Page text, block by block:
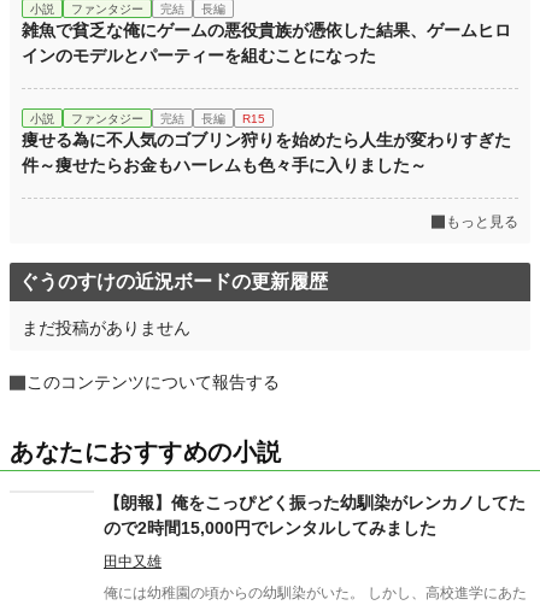
小説 ファンタジー 完結 長編
雑魚で貧乏な俺にゲームの悪役貴族が憑依した結果、ゲームヒロ
インのモデルとパーティーを組むことになった
小説 ファンタジー 完結 長編 R15
痩せる為に不人気のゴブリン狩りを始めたら人生が変わりすぎた
件～痩せたらお金もハーレムも色々手に入りました～
もっと見る
ぐうのすけの近況ボードの更新履歴
まだ投稿がありません
このコンテンツについて報告する
あなたにおすすめの小説
【朗報】俺をこっぴどく振った幼馴染がレンカノしてた
ので2時間15,000円でレンタルしてみました
田中又雄
俺には幼稚園の頃からの幼馴染がいた。 しかし、高校進学にあた